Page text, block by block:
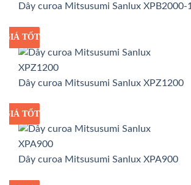
Dây curoa Mitsusumi Sanlux XPB2000-1
GIÁ SỈ
GIÁ TỐT
Dây curoa Mitsusumi Sanlux XPZ1200
GIÁ SỈ
GIÁ TỐT
Dây curoa Mitsusumi Sanlux XPA900